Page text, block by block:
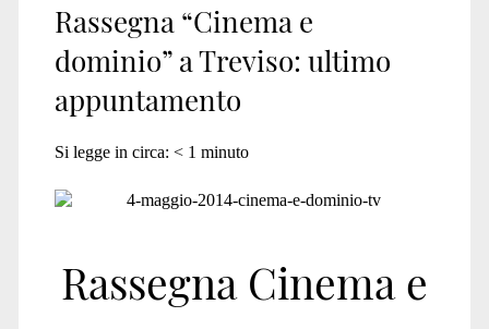
<span>cineforum
treviso</span>
Rassegna “Cinema e
dominio” a Treviso: ultimo
appuntamento
Si legge in circa: < 1 minuto
Rassegna Cinema e